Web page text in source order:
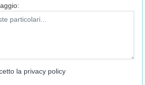
la privacy policy